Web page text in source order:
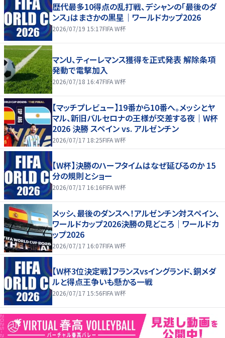
歴代最多10得点の乱打戦、デシャンの「最後のダ
ンス」はまさかの黒星｜ワールドカップ2026
2026/07/19 15:17FIFA W杯
マンU、ティーレマンス獲得を正式発表 解除条項
発動で電撃加入
2026/07/18 16:47FIFA W杯
【マッチプレビュー】19番から10番へ。メッシとヤ
マル、新旧バルセロナの王様が交差する夜｜W杯
2026 決勝 スペイン vs. アルゼンチン
2026/07/17 18:25FIFA W杯
【W杯】決勝のハーフタイムはなぜ延びるのか 15
分の規則とショー
2026/07/17 16:16FIFA W杯
メッシ、最後のダンスへ！アルゼンチン対スペイン、
ワールドカップ2026決勝の見どころ｜ワールドカ
ップ2026
2026/07/17 16:07FIFA W杯
【W杯3位決定戦】フランスvsイングランド、銅メダ
ルと得点王争いも懸かる一戦
2026/07/17 15:56FIFA W杯